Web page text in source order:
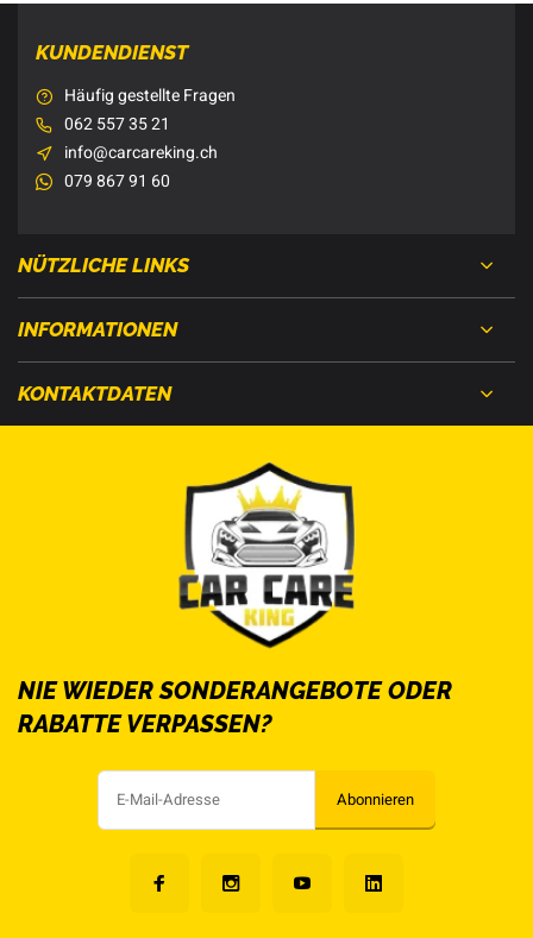
KUNDENDIENST
Häufig gestellte Fragen
062 557 35 21
info@carcareking.ch
079 867 91 60
NÜTZLICHE LINKS
INFORMATIONEN
KONTAKTDATEN
NIE WIEDER SONDERANGEBOTE ODER
RABATTE VERPASSEN?
Abonnieren